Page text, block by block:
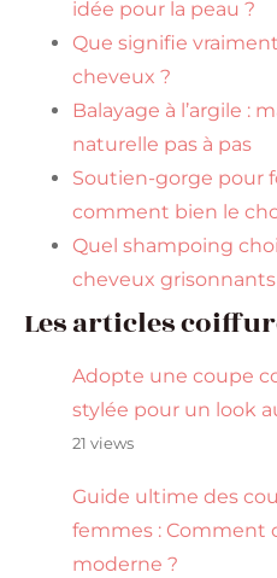
idée pour la peau ?
Que signifie
cheveux ?
Balayage à l’argile :
naturelle pas à pas
Soutien-gorge pour
comment bien le
Quel shampoing
cheveux grisonnants
Les articles
Adopte une coupe
stylée pour un look
21 views
Guide ultime des
femmes : Comment
moderne ?